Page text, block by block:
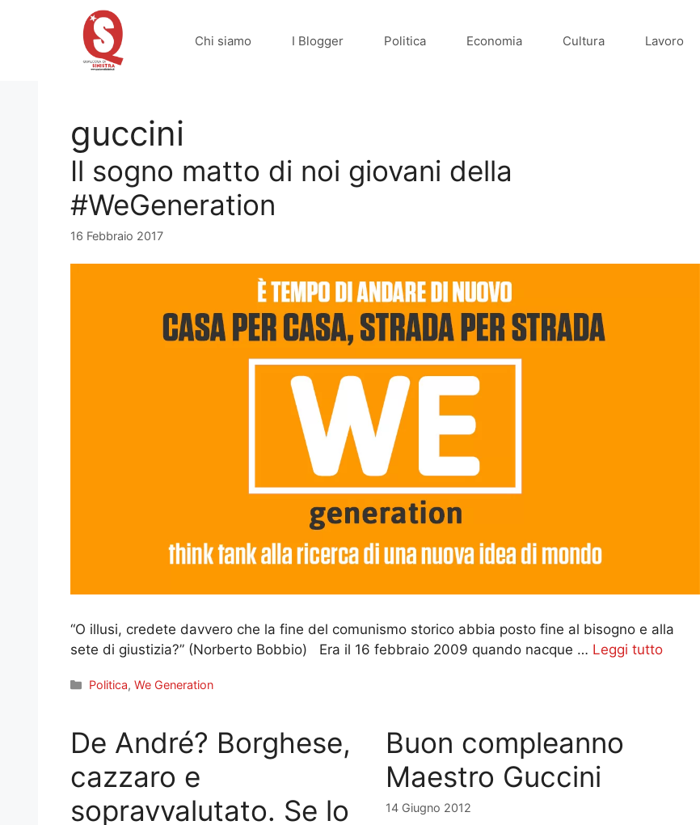
Chi siamo I Blogger Politica Economia Cultura Lavoro
guccini
Il sogno matto di noi giovani della
#WeGeneration
16 Febbraio 2017
“O illusi, credete davvero che la fine del comunismo storico abbia posto fine al bisogno e alla
sete di giustizia?” (Norberto Bobbio) Era il 16 febbraio 2009 quando nacque … Leggi tutto
Categorie
Politica,We Generation
De André? Borghese,
cazzaro e
sopravvalutato. Se lo
Buon compleanno
Maestro Guccini
14 Giugno 2012